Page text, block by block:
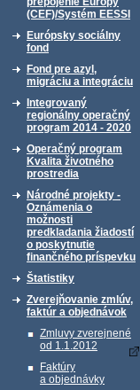
(CEF)/Systém EESSI
Európsky sociálny
fond
Fond pre azyl,
migráciu a integráciu
Integrovaný
regionálny operačný
program 2014 - 2020
Operačný program
Kvalita životného
prostredia
Národné projekty -
Oznámenia o
možnosti
predkladania žiadostí
o poskytnutie
finančného príspevku
Štatistiky
Zverejňovanie zmlúv,
faktúr a objednávok
Zmluvy zverejnené
od 1.1.2012
Faktúry
a objednávky